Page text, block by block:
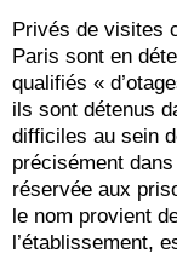
Privés de visites
Paris sont en
qualifiés «
ils sont détenus
difficiles au sein
précisément
réservée aux
le nom provient
l’établissement,